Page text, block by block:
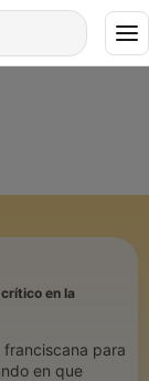
en la
para
en que